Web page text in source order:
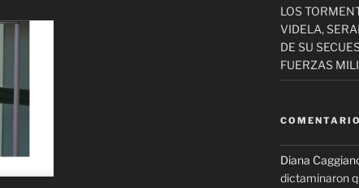
LOS
VIDELA,
DE SU
FUERZAS
Diana
dictaminaron